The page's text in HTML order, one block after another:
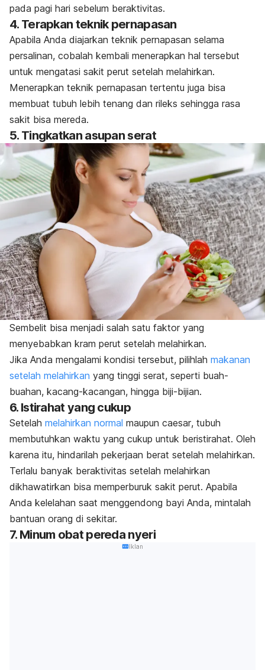
pada pagi hari sebelum beraktivitas.
4. Terapkan teknik pernapasan
Apabila Anda diajarkan teknik pernapasan selama
persalinan, cobalah kembali menerapkan hal tersebut
untuk mengatasi sakit perut setelah melahirkan.
Menerapkan teknik pernapasan tertentu juga bisa
membuat tubuh lebih tenang dan rileks sehingga rasa
sakit bisa mereda.
5. Tingkatkan asupan serat
Sembelit bisa menjadi salah satu faktor yang
menyebabkan kram perut setelah melahirkan.
Jika Anda mengalami kondisi tersebut, pilihlah makanan
setelah melahirkan yang tinggi serat, seperti buah-
buahan, kacang-kacangan, hingga biji-bijian.
6. Istirahat yang cukup
Setelah melahirkan normal maupun caesar, tubuh
membutuhkan waktu yang cukup untuk beristirahat. Oleh
karena itu, hindarilah pekerjaan berat setelah melahirkan.
Terlalu banyak beraktivitas setelah melahirkan
dikhawatirkan bisa memperburuk sakit perut. Apabila
Anda kelelahan saat menggendong bayi Anda, mintalah
bantuan orang di sekitar.
7. Minum obat pereda nyeri
Iklan